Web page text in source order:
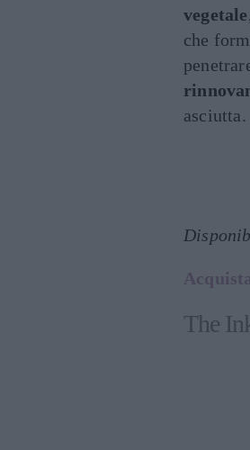
vegetale
che
asciutta.
The